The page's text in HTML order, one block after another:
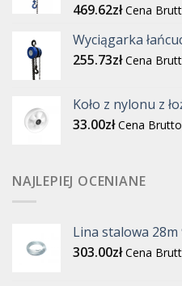
469.62zł Cena
Wyciągarka
255.73zł Cena
Koło z nylonu z
33.00zł Cena Brutto
NAJLEPIEJ OCENIANE
Lina stalowa 28m
303.00zł Cena